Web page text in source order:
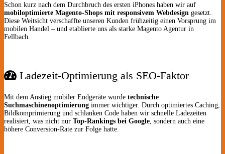
Schon kurz nach dem Durchbruch des ersten iPhones haben wir auf
mobiloptimierte Magento-Shops mit responsivem Webdesign gesetzt.
Diese Weitsicht verschaffte unseren Kunden frühzeitig einen Vorsprung im
mobilen Handel – und etablierte uns als starke Magento Agentur in
Fellbach.
Ladezeit-Optimierung als SEO-Faktor
Mit dem Anstieg mobiler Endgeräte wurde technische
Suchmaschinenoptimierung immer wichtiger. Durch optimiertes Caching,
Bildkomprimierung und schlanken Code haben wir schnelle Ladezeiten
realisiert, was nicht nur Top-Rankings bei Google , sondern auch eine
höhere Conversion-Rate zur Folge hatte.